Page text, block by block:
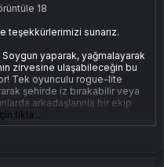
18
teşekkürlerimizi sunarız.
Soygun yaparak, yağmalayarak
zirvesine ulaşabileceğin bu
Tek oyunculu rogue-lite
şehirde iz bırakabilir veya
arkadaşlarınla bir ekip
yapabilirsin.
için geniş bir silah ve ekipman
tıkla ...